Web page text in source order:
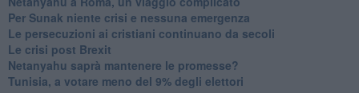
Per Sunak niente crisi e nessuna emergenza
Le persecuzioni ai cristiani continuano da secoli
Le crisi post Brexit
Netanyahu saprà mantenere le promesse?
Tunisia, a votare meno del 9% degli elettori